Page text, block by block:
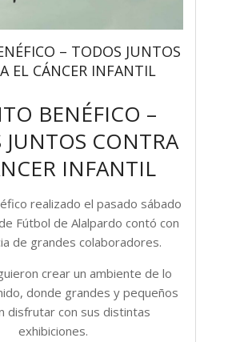
– TODOS JUNTOS
EL CÁNCER INFANTIL
BENÉFICO –
CONTRA
INFANTIL
realizado el pasado sábado
Fútbol de Alalpardo contó con
de grandes colaboradores.
crear un ambiente de lo
donde grandes y pequeños
disfrutar con sus distintas
exhibiciones.